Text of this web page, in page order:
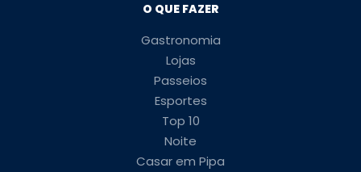
O QUE FAZER
Gastronomia
Lojas
Passeios
Esportes
Top 10
Noite
Casar em Pipa